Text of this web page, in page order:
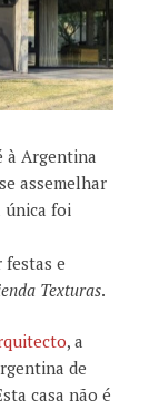
à Argentina
assemelhar
única foi
e
Texturas.
, a
de
casa não é